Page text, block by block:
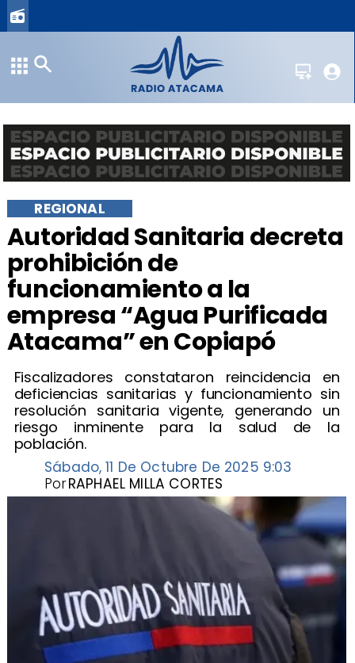
Autoridad Sanitaria decreta
prohibición de
funcionamiento a la
empresa “Agua Purificada
Atacama” en Copiapó
Fiscalizadores constataron reincidencia en
deficiencias sanitarias y funcionamiento sin
resolución sanitaria vigente, generando un
riesgo inminente para la salud de la
población.
REGIONAL
Sábado, 11 De Octubre De 2025 9:03
RAPHAEL MILLA CORTES
Por